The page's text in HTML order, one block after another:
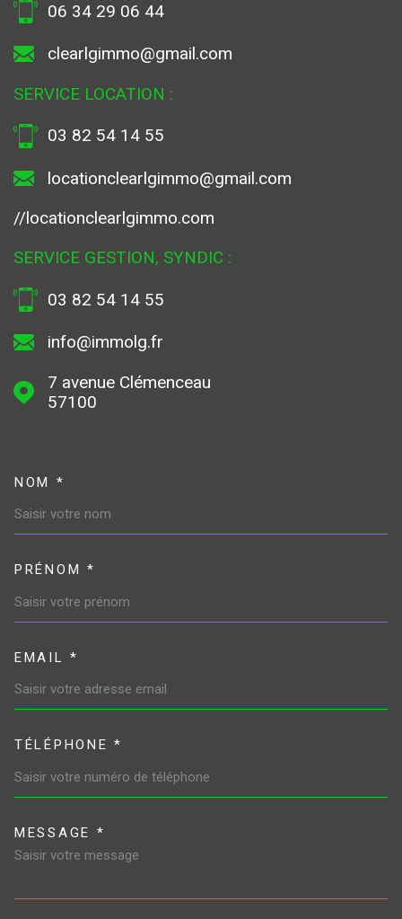
06 34 29 06 44
clearlgimmo@gmail.com
SERVICE LOCATION :
03 82 54 14 55
locationclearlgimmo@gmail.com
//locationclearlgimmo.com
SERVICE GESTION, SYNDIC :
03 82 54 14 55
info@immolg.fr
7 avenue Clémenceau
57100
NOM *
PRÉNOM *
EMAIL *
TÉLÉPHONE *
MESSAGE *